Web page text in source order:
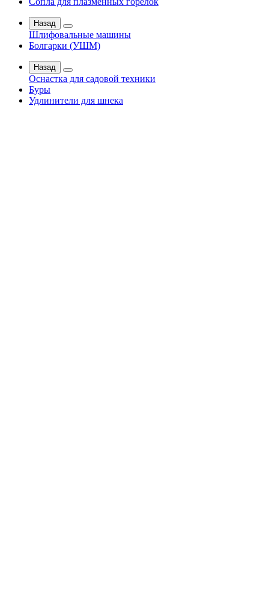
Назад
Шлифовальные машины
Болгарки (УШМ)
Назад
Оснастка для садовой техники
Буры
Удлинители для шнека